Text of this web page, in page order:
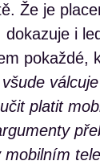
Že je
i
pokaždé,
platit